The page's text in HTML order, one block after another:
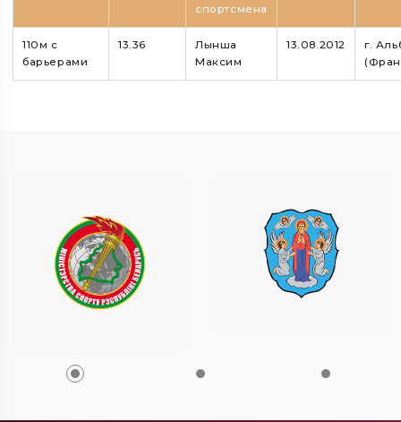
спортсмена
110м с
барьерами
13.36
Лынша
Максим
13.08.2012
г.